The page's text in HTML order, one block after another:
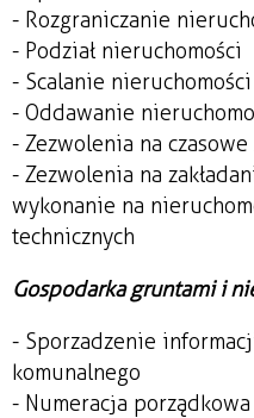
- Rozgraniczanie
- Podział nieruchomości
- Scalanie nieruchomości
- Oddawanie
- Zezwolenia na
- Zezwolenia na
wykonanie na
technicznych
Gospodarka gruntami i
- Sporzadzenie
komunalnego
- Numeracja